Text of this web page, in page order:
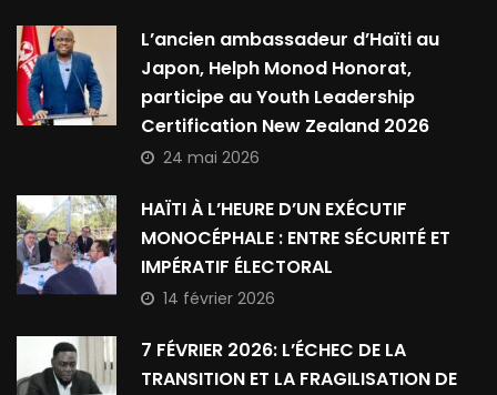
L’ancien ambassadeur d’Haïti au
Japon, Helph Monod Honorat,
participe au Youth Leadership
Certification New Zealand 2026
24 mai 2026
HAÏTI À L’HEURE D’UN EXÉCUTIF
MONOCÉPHALE : ENTRE SÉCURITÉ ET
IMPÉRATIF ÉLECTORAL
14 février 2026
7 FÉVRIER 2026: L’ÉCHEC DE LA
TRANSITION ET LA FRAGILISATION DE